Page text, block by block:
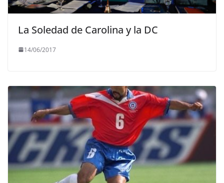
La Soledad de Carolina y la DC
14/06/2017